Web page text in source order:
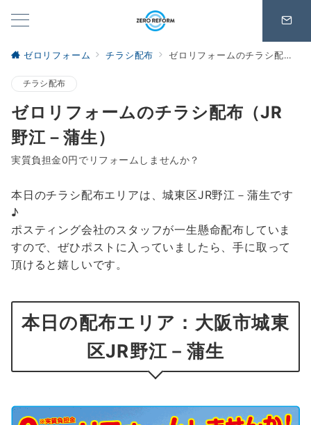
ゼロリフォーム チラシ配布 ゼロリフォームのチラシ配布（JR野江－蒲生）
チラシ配布
ゼロリフォームのチラシ配布（JR
野江－蒲生）
実質負担金0円でリフォームしませんか？
本日のチラシ配布エリアは、城東区JR野江－蒲生です
♪
ポスティング会社のスタッフが一生懸命配布していま
すので、ぜひポストに入っていましたら、手に取って
頂けると嬉しいです。
本日の配布エリア：大阪市城東
区JR野江－蒲生